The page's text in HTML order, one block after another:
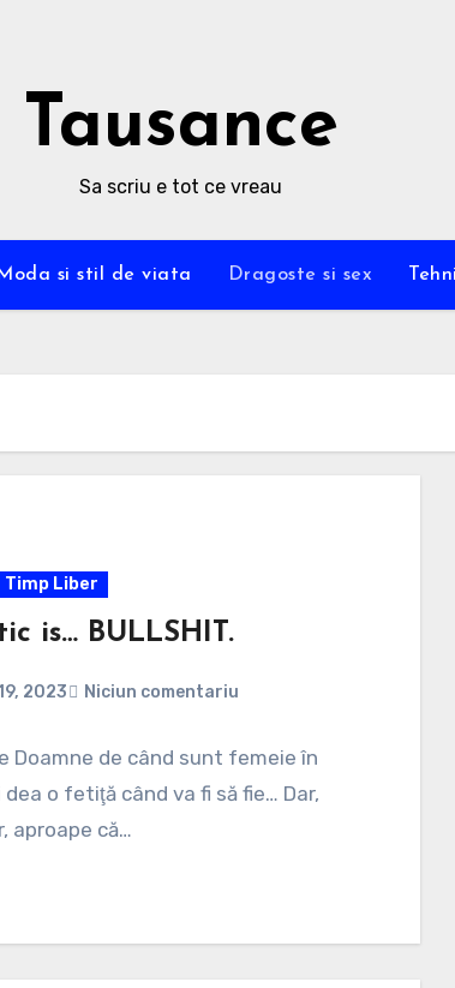
Tausance
Sa scriu e tot ce vreau
Moda si stil de viata Dragoste si sex
Timp Liber
is… BULLSHIT.
2023 Niciun comentariu
Doamne de când sunt femeie în
o fetiţă când va fi să fie… Dar,
aproape că…